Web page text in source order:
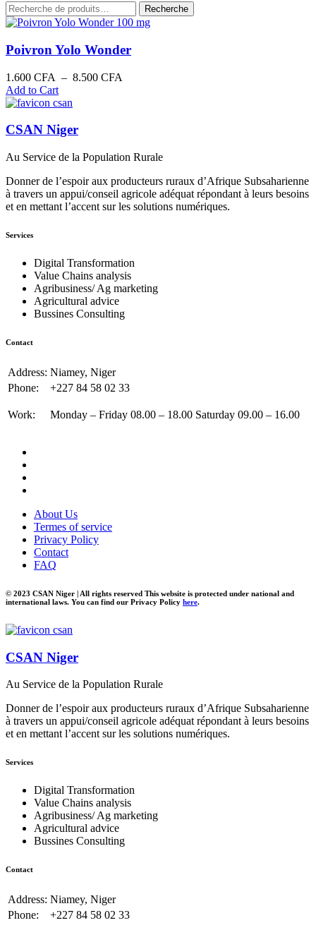
Recherche
pour :
Recherche
Poivron Yolo Wonder
1.600 CFA – 8.500 CFA
Add to Cart
CSAN Niger
Au Service de la Population Rurale
Donner de l’espoir aux producteurs ruraux d’Afrique Subsaharienne
à travers un appui/conseil agricole adéquat répondant à leurs besoins
et en mettant l’accent sur les solutions numériques.
Services
Digital Transformation
Value Chains analysis
Agribusiness/ Ag marketing
Agricultural advice
Bussines Consulting
Contact
Address: Niamey, Niger
Phone:
+227 84 58 02 33
Work: Monday – Friday 08.00 – 18.00 Saturday 09.00 – 16.00
About Us
Termes of service
Privacy Policy
Contact
FAQ
© 2023 CSAN Niger | All rights reserved This website is protected under national and
international laws. You can find our Privacy Policy here.
CSAN Niger
Au Service de la Population Rurale
Donner de l’espoir aux producteurs ruraux d’Afrique Subsaharienne
à travers un appui/conseil agricole adéquat répondant à leurs besoins
et en mettant l’accent sur les solutions numériques.
Services
Digital Transformation
Value Chains analysis
Agribusiness/ Ag marketing
Agricultural advice
Bussines Consulting
Contact
Address: Niamey, Niger
Phone:
+227 84 58 02 33